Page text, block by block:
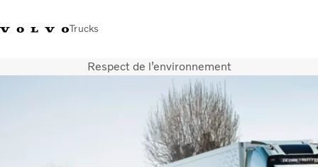
Trucks
Volvo MerchandiseConnexionMaroc
Respect de l’environnement